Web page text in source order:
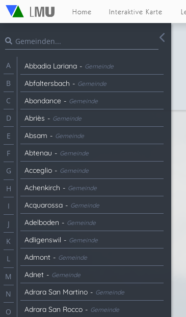
Home Interaktive Karte
A
B
C
D
E
F
G
H
I
J
K
L
M
N
O
Abbadia Lariana - Gemeinde
Abfaltersbach - Gemeinde
Abondance - Gemeinde
Abriès - Gemeinde
Absam - Gemeinde
Abtenau - Gemeinde
Acceglio - Gemeinde
Achenkirch - Gemeinde
Acquarossa - Gemeinde
Adelboden - Gemeinde
Adligenswil - Gemeinde
Admont - Gemeinde
Adnet - Gemeinde
Adrara San Martino - Gemeinde
Adrara San Rocco - Gemeinde